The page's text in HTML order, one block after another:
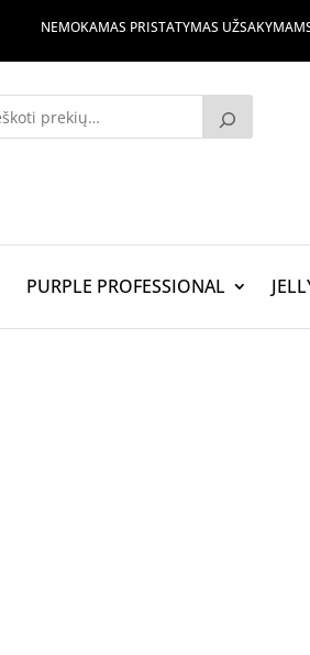
NEMOKAMAS PRISTATYMAS
PURPLE PROFESSIONAL